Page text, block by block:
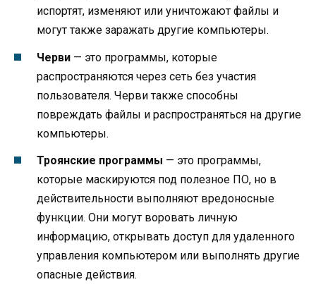
испортят, изменяют или уничтожают файлы и
могут также заражать другие компьютеры.
Черви — это программы, которые
распространяются через сеть без участия
пользователя. Черви также способны
повреждать файлы и распространяться на другие
компьютеры.
Троянские программы — это программы,
которые маскируются под полезное ПО, но в
действительности выполняют вредоносные
функции. Они могут воровать личную
информацию, открывать доступ для удаленного
управления компьютером или выполнять другие
опасные действия.